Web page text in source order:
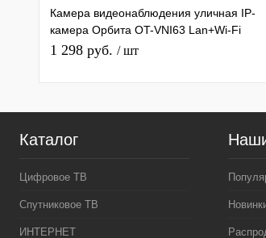
Камера видеонаблюдения уличная IP-
камера Орбита OT-VNI63 Lan+Wi-Fi
камера 2 Mpix, 3,6 мм, Цоколь E27
1 298 руб. / шт
Каталог
Цифровое ТВ
Спутниковое ТВ
ИНТЕРНЕТ